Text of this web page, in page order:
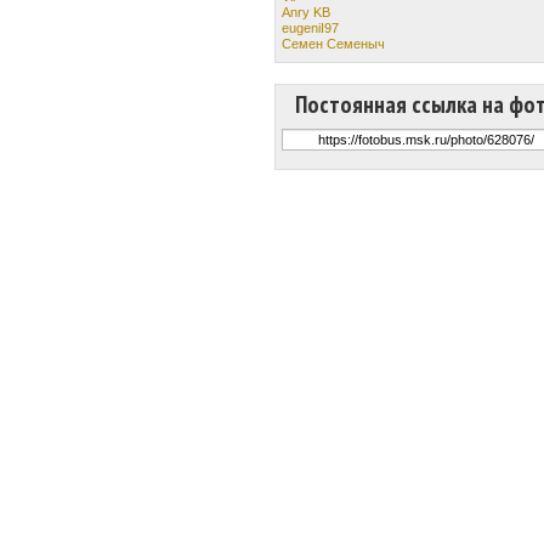
Anry KB
eugeniI97
Семен Семеныч
Постоянная ссылка на